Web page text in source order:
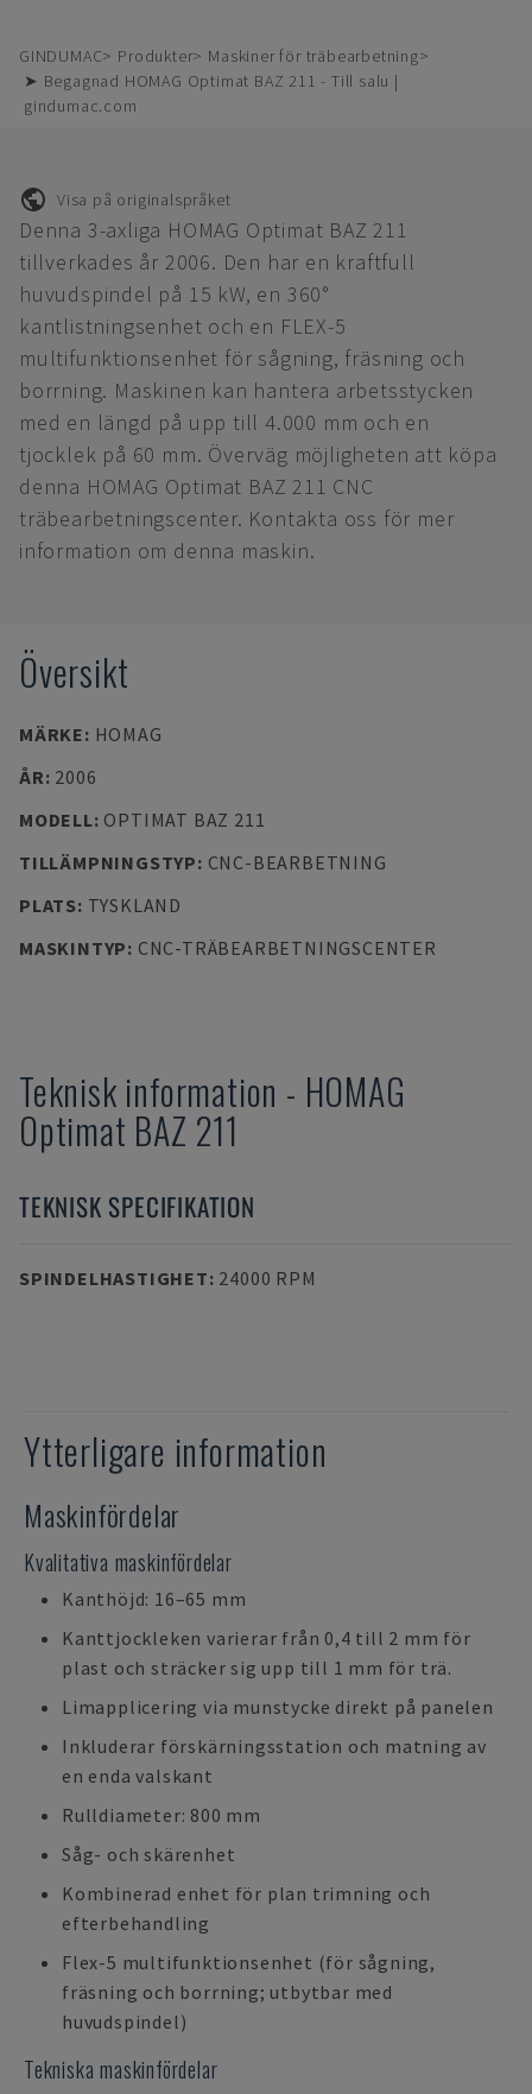
GINDUMAC Produkter
Maskiner för träbearbetning
➤ Begagnad HOMAG Optimat BAZ 211 - Till salu |
gindumac.com
Visa på originalspråket
Denna 3-axliga HOMAG Optimat BAZ 211
tillverkades år 2006. Den har en kraftfull
huvudspindel på 15 kW, en 360°
kantlistningsenhet och en FLEX-5
multifunktionsenhet för sågning, fräsning och
borrning. Maskinen kan hantera arbetsstycken
med en längd på upp till 4.000 mm och en
tjocklek på 60 mm. Överväg möjligheten att köpa
denna HOMAG Optimat BAZ 211 CNC
träbearbetningscenter. Kontakta oss för mer
information om denna maskin.
Översikt
MÄRKE: HOMAG
ÅR: 2006
MODELL: OPTIMAT BAZ 211
TILLÄMPNINGSTYP: CNC-BEARBETNING
PLATS: TYSKLAND
MASKINTYP: CNC-TRÄBEARBETNINGSCENTER
Teknisk information - HOMAG
Optimat BAZ 211
TEKNISK SPECIFIKATION
SPINDELHASTIGHET: 24000 RPM
Ytterligare information
Maskinfördelar
Kvalitativa maskinfördelar
Kanthöjd: 16–65 mm
Kanttjockleken varierar från 0,4 till 2 mm för
plast och sträcker sig upp till 1 mm för trä.
Limapplicering via munstycke direkt på panelen
Inkluderar förskärningsstation och matning av
en enda valskant
Rulldiameter: 800 mm
Såg- och skärenhet
Kombinerad enhet för plan trimning och
efterbehandling
Flex-5 multifunktionsenhet (för sågning,
fräsning och borrning; utbytbar med
huvudspindel)
Tekniska maskinfördelar